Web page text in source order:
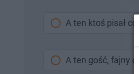
A ten ktoś pisał
A ten gość, fajny